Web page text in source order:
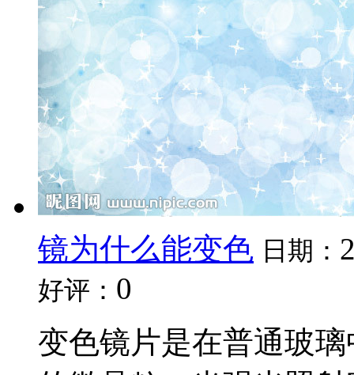
镜为什么能变色 日期：
好评： 0
变色镜片是在普通玻